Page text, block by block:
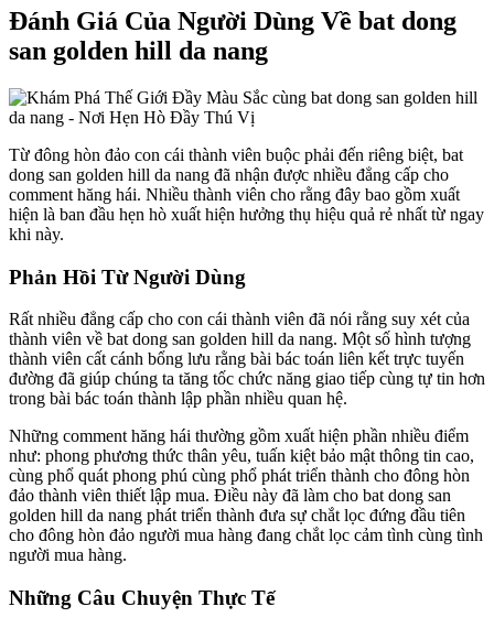
Đánh Giá Của Người Dùng Về bat dong
san golden hill da nang
Từ đông hòn đảo con cái thành viên buộc phải đến riêng biệt, bat
dong san golden hill da nang đã nhận được nhiều đẳng cấp cho
comment hăng hái. Nhiều thành viên cho rằng đây bao gồm xuất
hiện là ban đầu hẹn hò xuất hiện hưởng thụ hiệu quả rẻ nhất từ ngay
khi này.
Phản Hồi Từ Người Dùng
Rất nhiều đẳng cấp cho con cái thành viên đã nói rằng suy xét của
thành viên về bat dong san golden hill da nang. Một số hình tượng
thành viên cất cánh bổng lưu rằng bài bác toán liên kết trực tuyến
đường đã giúp chúng ta tăng tốc chức năng giao tiếp cùng tự tin hơn
trong bài bác toán thành lập phần nhiều quan hệ.
Những comment hăng hái thường gồm xuất hiện phần nhiều điểm
như: phong phương thức thân yêu, tuấn kiệt bảo mật thông tin cao,
cùng phổ quát phong phú cùng phổ phát triển thành cho đông hòn
đảo thành viên thiết lập mua. Điều này đã làm cho bat dong san
golden hill da nang phát triển thành đưa sự chắt lọc đứng đầu tiên
cho đông hòn đảo người mua hàng đang chắt lọc cảm tình cùng tình
người mua hàng.
Những Câu Chuyện Thực Tế